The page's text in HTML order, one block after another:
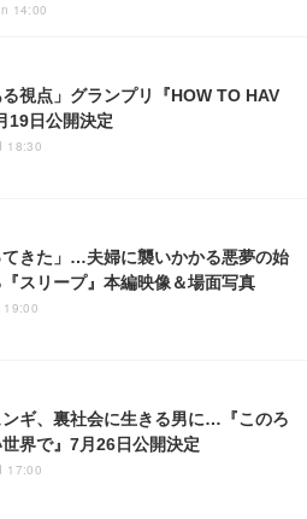
14:00
視点」グランプリ『HOW TO HAV
19日公開決定
18:30
てきた」…夫婦に襲いかかる悪夢の始
『スリープ』本編映像＆場面写真
ンギ、裏社会に生きる男に…『このろ
世界で』7月26日公開決定
17:00